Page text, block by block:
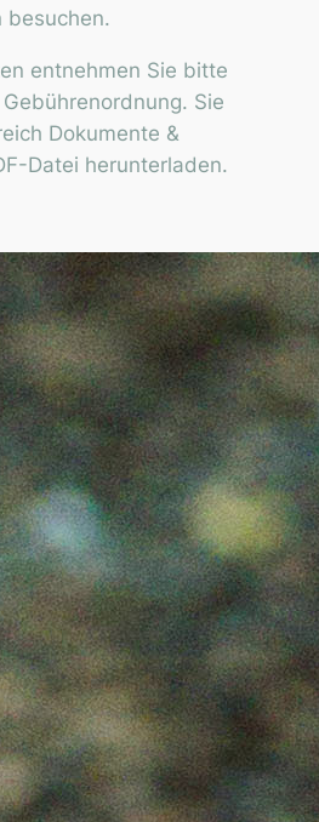
besuchen.
entnehmen Sie bitte
Sie
Dokumente &
Datei herunterladen.